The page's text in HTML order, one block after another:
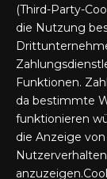
(Third-Party-
die Nutzung
Funktionen.
da bestimmte
funktionieren
die Anzeige